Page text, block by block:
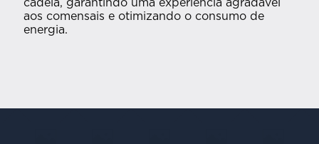
cadeia, garantindo uma experiência agradável
aos comensais e otimizando o consumo de
energia.